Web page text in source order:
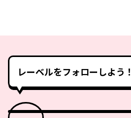
レーベルをフォローしよう！